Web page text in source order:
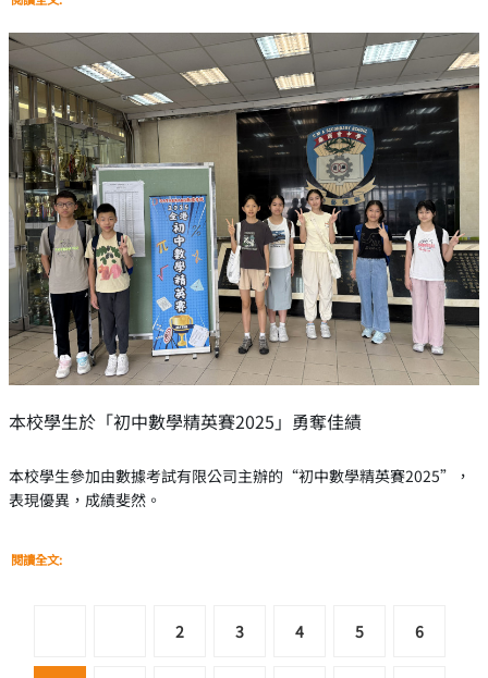
本校學生於「初中數學精英賽2025」勇奪佳績
本校學生參加由數據考試有限公司主辦的“初中數學精英賽2025”，
表現優異，成績斐然。
閱讀全文:
2 3 4 5 6